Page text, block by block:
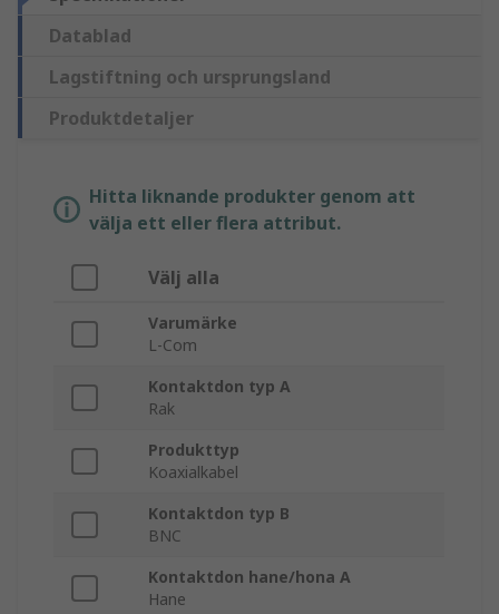
Datablad
Lagstiftning och ursprungsland
Produktdetaljer
Hitta liknande produkter genom att
välja ett eller flera attribut.
Välj alla
Varumärke
L-Com
Kontaktdon typ A
Rak
Produkttyp
Koaxialkabel
Kontaktdon typ B
BNC
Kontaktdon hane/hona A
Hane